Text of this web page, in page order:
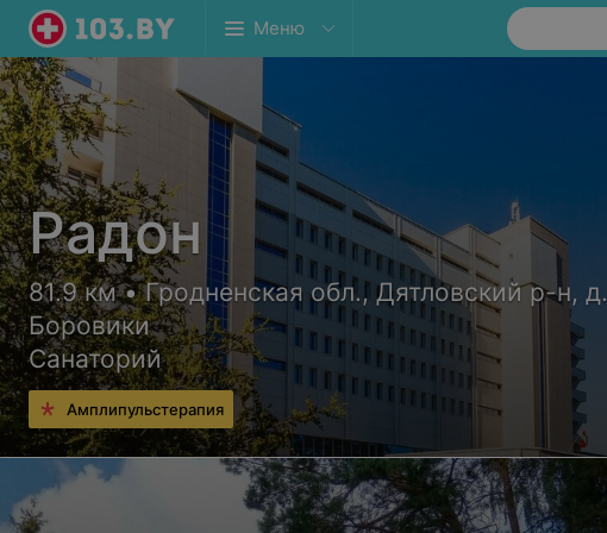
Меню
Радон
81.9 км • Гродненская обл., Дятловский р-н, д.
Боровики
Санаторий
Амплипульстерапия